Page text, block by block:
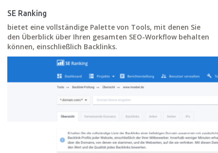
SE Ranking
bietet eine vollständige Palette von Tools, mit denen Sie
den Überblick über Ihren gesamten SEO-Workflow behalten
können, einschließlich Backlinks.